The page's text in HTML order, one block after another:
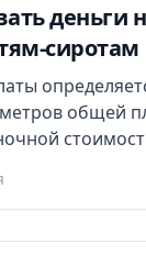
деньги
сиротам
общей